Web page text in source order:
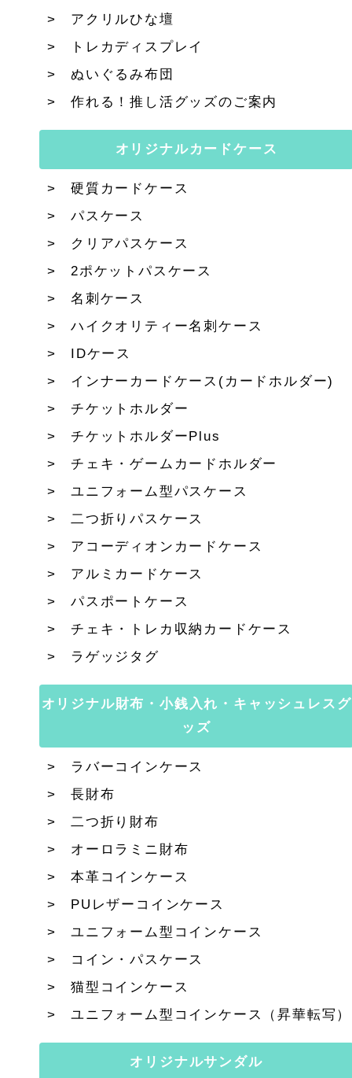
アクリルひな壇
トレカディスプレイ
ぬいぐるみ布団
作れる！推し活グッズのご案内
オリジナルカードケース
硬質カードケース
パスケース
クリアパスケース
2ポケットパスケース
名刺ケース
ハイクオリティー名刺ケース
IDケース
インナーカードケース(カードホルダー)
チケットホルダー
チケットホルダーPlus
チェキ・ゲームカードホルダー
ユニフォーム型パスケース
二つ折りパスケース
アコーディオンカードケース
アルミカードケース
パスポートケース
チェキ・トレカ収納カードケース
ラゲッジタグ
オリジナル財布・小銭入れ・キャッシュレスグ
ッズ
ラバーコインケース
長財布
二つ折り財布
オーロラミニ財布
本革コインケース
PUレザーコインケース
ユニフォーム型コインケース
コイン・パスケース
猫型コインケース
ユニフォーム型コインケース（昇華転写）
オリジナルサンダル